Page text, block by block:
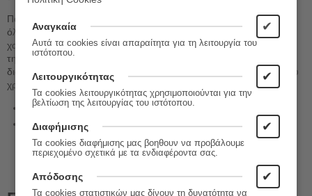
Παιχνίδια στο πάρκο! Το πάρκο είναι ένα καταπληκτικό μέρος για
όλους τους κατοίκους της πόλης. Κρύβει απίστευτες ιστορίες και
χαρούμενες περιπέτειες. Ακολουθήστε τη Λότι και το σκυλάκι της,
την Ντότι, και ελάτε να γνωρίσετε τον κόσμο του πάρκου! Ένα
διασκεδαστικό βιβλίο για να εξερευνήσουν τα παιδιά τις εποχές του
χρόνου μέσα από παιχνίδια «ψάχνω – βρίσκω»!
Συγγραφέας, Εικονογράφηση: Magnus Weightman
Επιμέλεια κειμένου: Λύντη Γαλάτη
Αναγκαία ✔
Αυτά τα cookies είναι απαραίτητα για τη λειτουργία του
ιστότοπου.
Λειτουργικότητας ✔
Τα cookies λειτουργικότητας χρησιμοποιούνται για την
βελτίωση της λειτουργίας του ιστότοπου.
Διαφήμισης ✔
Τα cookies διαφήμισης μας βοηθουν να προβάλουμε
περιεχομένο σχετικά με τα ενδιαφέροντα σας.
Απόδοσης ✔
Τα cookies στατιστικών μας δίνουν τη δυνατότητα να